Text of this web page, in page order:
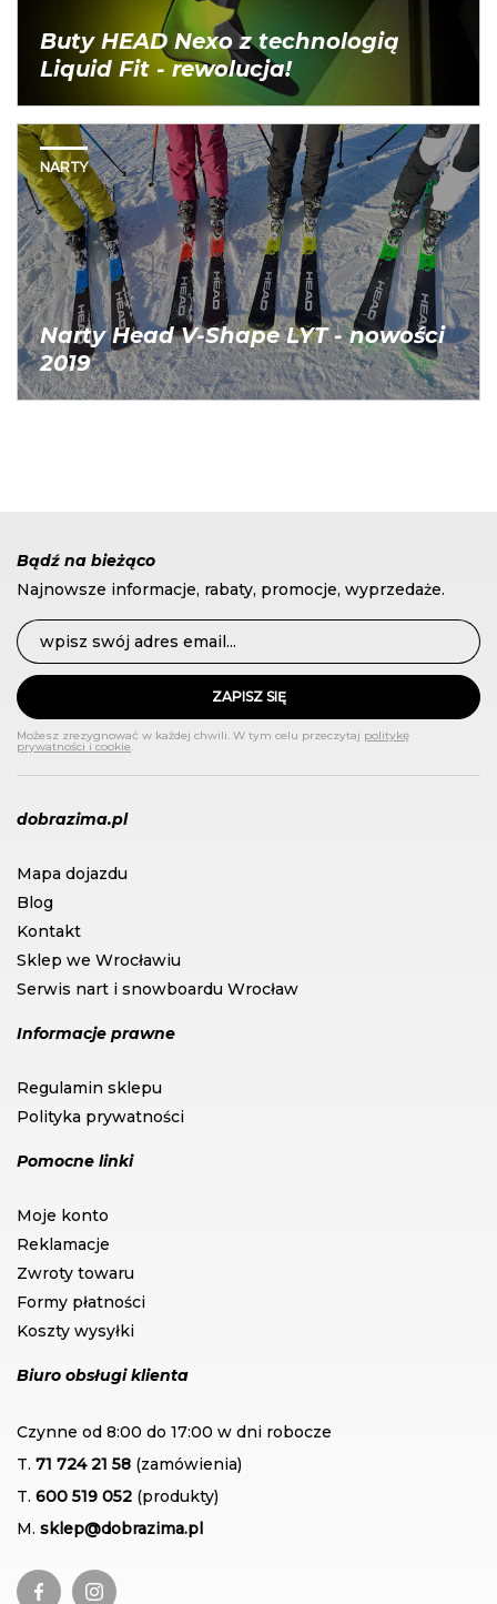
Buty HEAD Nexo z technologią
Liquid Fit - rewolucja!
NARTY
Narty Head V-Shape LYT - nowości
2019
Bądź na bieżąco
Najnowsze informacje, rabaty, promocje, wyprzedaże.
ZAPISZ SIĘ
Możesz zrezygnować w każdej chwili. W tym celu przeczytaj politykę
prywatności i cookie.
dobrazima.pl
Mapa dojazdu
Blog
Kontakt
Sklep we Wrocławiu
Serwis nart i snowboardu Wrocław
Informacje prawne
Regulamin sklepu
Polityka prywatności
Pomocne linki
Moje konto
Reklamacje
Zwroty towaru
Formy płatności
Koszty wysyłki
Biuro obsługi klienta
Czynne od 8:00 do 17:00 w dni robocze
T. 71 724 21 58 (zamówienia)
T. 600 519 052 (produkty)
M. sklep@dobrazima.pl